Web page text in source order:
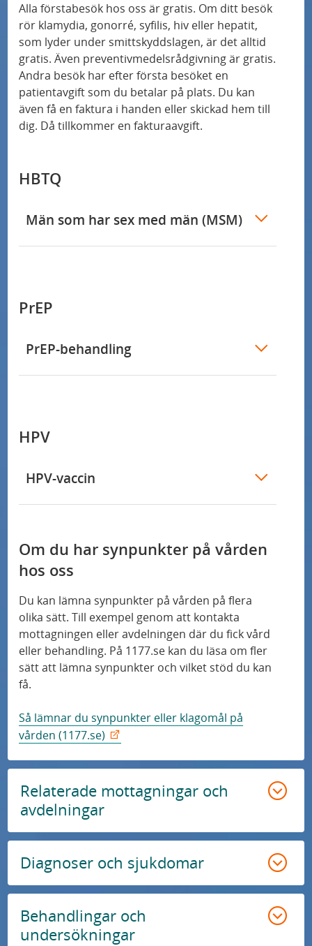
Alla förstabesök hos oss är gratis. Om ditt besök
rör klamydia, gonorré, syfilis, hiv eller hepatit,
som lyder under smittskyddslagen, är det alltid
gratis. Även preventivmedelsrådgivning är gratis.
Andra besök har efter första besöket en
patientavgift som du betalar på plats. Du kan
även få en faktura i handen eller skickad hem till
dig. Då tillkommer en fakturaavgift.
HBTQ
Män som har sex med män (MSM)
PrEP
PrEP-behandling
HPV
HPV-vaccin
Om du har synpunkter på vården
hos oss
Du kan lämna synpunkter på vården på flera
olika sätt. Till exempel genom att kontakta
mottagningen eller avdelningen där du fick vård
eller behandling. På 1177.se kan du läsa om fler
sätt att lämna synpunkter och vilket stöd du kan
få.
Så lämnar du synpunkter eller klagomål på
vården (1177.se)
Relaterade mottagningar och
avdelningar
Diagnoser och sjukdomar
Behandlingar och
undersökningar